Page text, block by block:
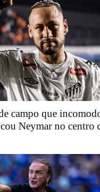
campo que
Neymar no centro